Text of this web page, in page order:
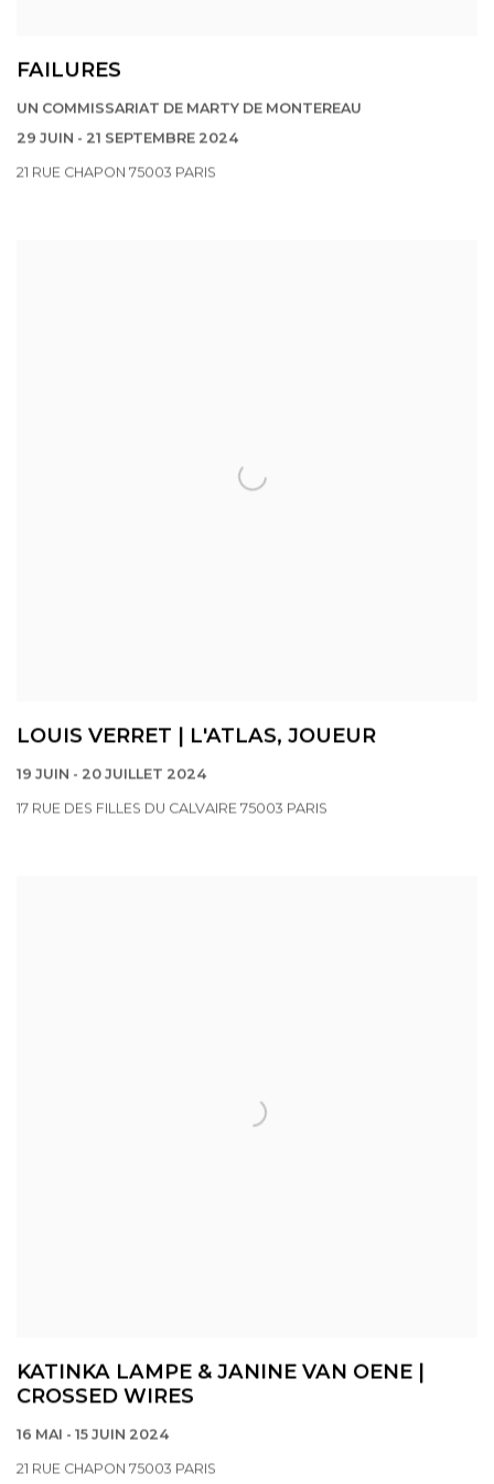
FAILURES
UN COMMISSARIAT DE MARTY DE MONTEREAU
29 JUIN - 21 SEPTEMBRE 2024
21 RUE CHAPON 75003 PARIS
LOUIS VERRET | L'ATLAS, JOUEUR
19 JUIN - 20 JUILLET 2024
17 RUE DES FILLES DU CALVAIRE 75003 PARIS
KATINKA LAMPE & JANINE VAN OENE |
CROSSED WIRES
16 MAI - 15 JUIN 2024
21 RUE CHAPON 75003 PARIS